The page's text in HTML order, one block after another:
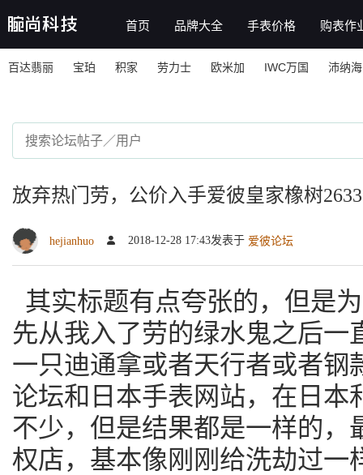
首页 品牌大全 手表价格 购表作
百达翡丽 宝珀 积家 劳力士 欧米加 IWC万国 沛纳海
放弃热门劳，公价入手爱彼皇家橡树
hejianhuo 2018-12-28 17:43发表于 爱彼论坛
其实标题有点夸张的，但是
先从我入了劳的绿水鬼之后一
一只迪通拿或者天行者或者钢
论坛和日本手表网站，在日本
不少，但是结果都是一样的，
权店，基本像刚刚给洗劫过一